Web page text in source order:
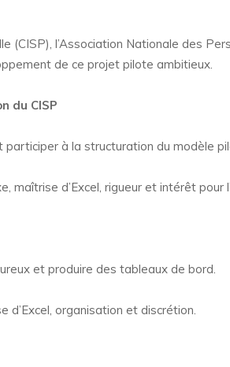
l’Association Nationale des
de ce projet pilote ambitieux.
du CISP
à la structuration du modèle
d’Excel, rigueur et intérêt pour
et produire des tableaux de bord.
organisation et discrétion.